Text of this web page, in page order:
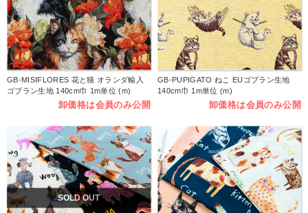
GB-MISIFLORES 花と猫 オランダ輸入
ゴブラン生地 140cm巾 1m単位 (m)
卸価格は会員のみ公開
GB-PUPIGATO ねこ EUゴブラン生地
140cm巾 1m単位 (m)
卸価格は会員のみ公開
SOLD OUT